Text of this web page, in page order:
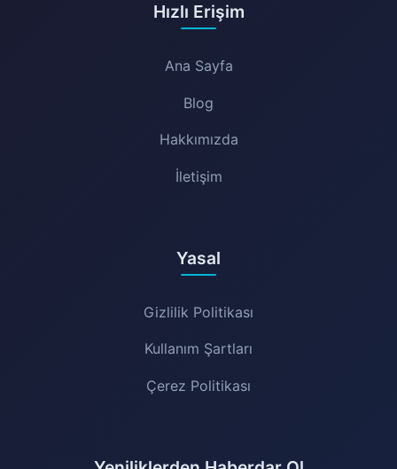
Hızlı Erişim
Ana Sayfa
Blog
Hakkımızda
İletişim
Yasal
Gizlilik Politikası
Kullanım Şartları
Çerez Politikası